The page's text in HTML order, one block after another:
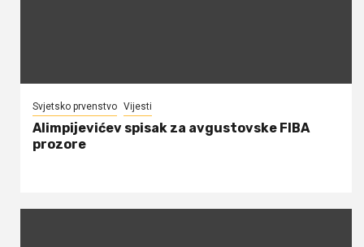
Svjetsko prvenstvo Vijesti
Alimpijevićev spisak za avgustovske FIBA
prozore